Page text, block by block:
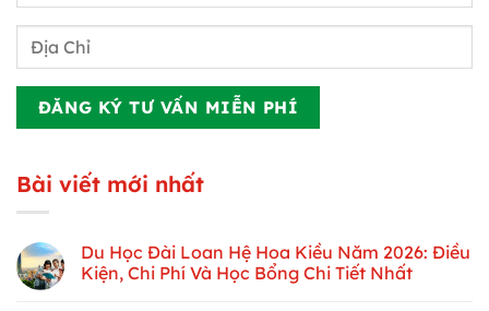
Bài viết mới nhất
Du Học Đài Loan Hệ Hoa Kiều Năm 2026: Điều
Kiện, Chi Phí Và Học Bổng Chi Tiết Nhất